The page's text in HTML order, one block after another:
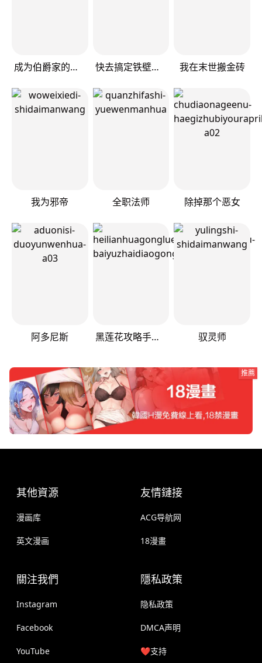
成为伯爵家的废物 快去搞定铁壁皇帝！ 我在末世搬金砖
我为邪帝 全职法师 除掉那个恶女
阿多尼斯 黑莲花攻略手册[穿书] 驭灵师
推薦
其他資源
漫画库
英文漫画
友情鏈接
ACG导航网
18漫畫
關注我們
Instagram
Facebook
YouTube
隱私政策
隐私政策
DMCA声明
❤️支持